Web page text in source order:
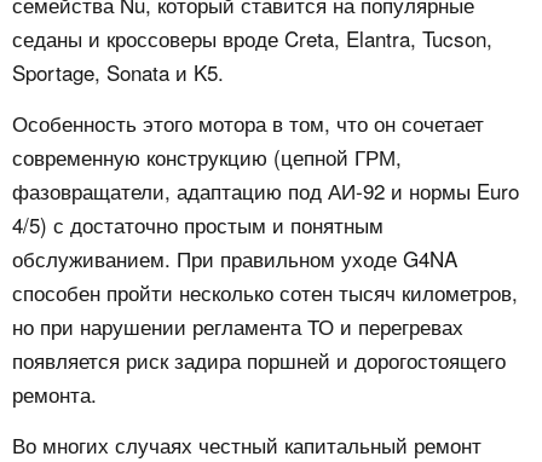
седаны и кроссоверы вроде Creta, Elantra, Tucson,
Sportage, Sonata и K5.
Особенность этого мотора в том, что он сочетает
современную конструкцию (цепной ГРМ,
фазовращатели, адаптацию под АИ‑92 и нормы Euro
4/5) с достаточно простым и понятным
обслуживанием. При правильном уходе G4NA
способен пройти несколько сотен тысяч километров,
но при нарушении регламента ТО и перегревах
появляется риск задира поршней и дорогостоящего
ремонта.
Во многих случаях честный капитальный ремонт